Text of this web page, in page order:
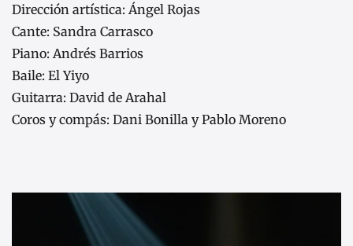
Dirección artística: Ángel Rojas
Cante: Sandra Carrasco
Piano: Andrés Barrios
Baile: El Yiyo
Guitarra: David de Arahal
Coros y compás: Dani Bonilla y Pablo Moreno